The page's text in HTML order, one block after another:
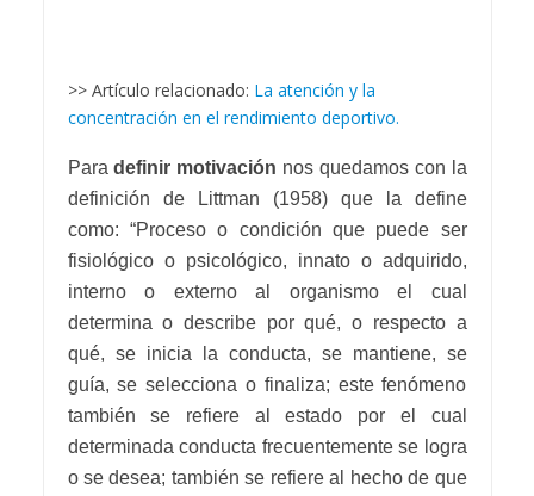
>> Artículo relacionado: La atención y la
concentración en el rendimiento deportivo.
Paradefinir motivación nos quedamos con la
definición de Littman (1958) que la define
como: “Proceso o condición que puede ser
fisiológico o psicológico, innato o adquirido,
interno o externo al organismo el cual
determina o describe por qué, o respecto a
qué, se inicia la conducta, se mantiene, se
guía, se selecciona o finaliza; este fenómeno
también se refiere al estado por el cual
determinada conducta frecuentemente se logra
o se desea; también se refiere al hecho de que